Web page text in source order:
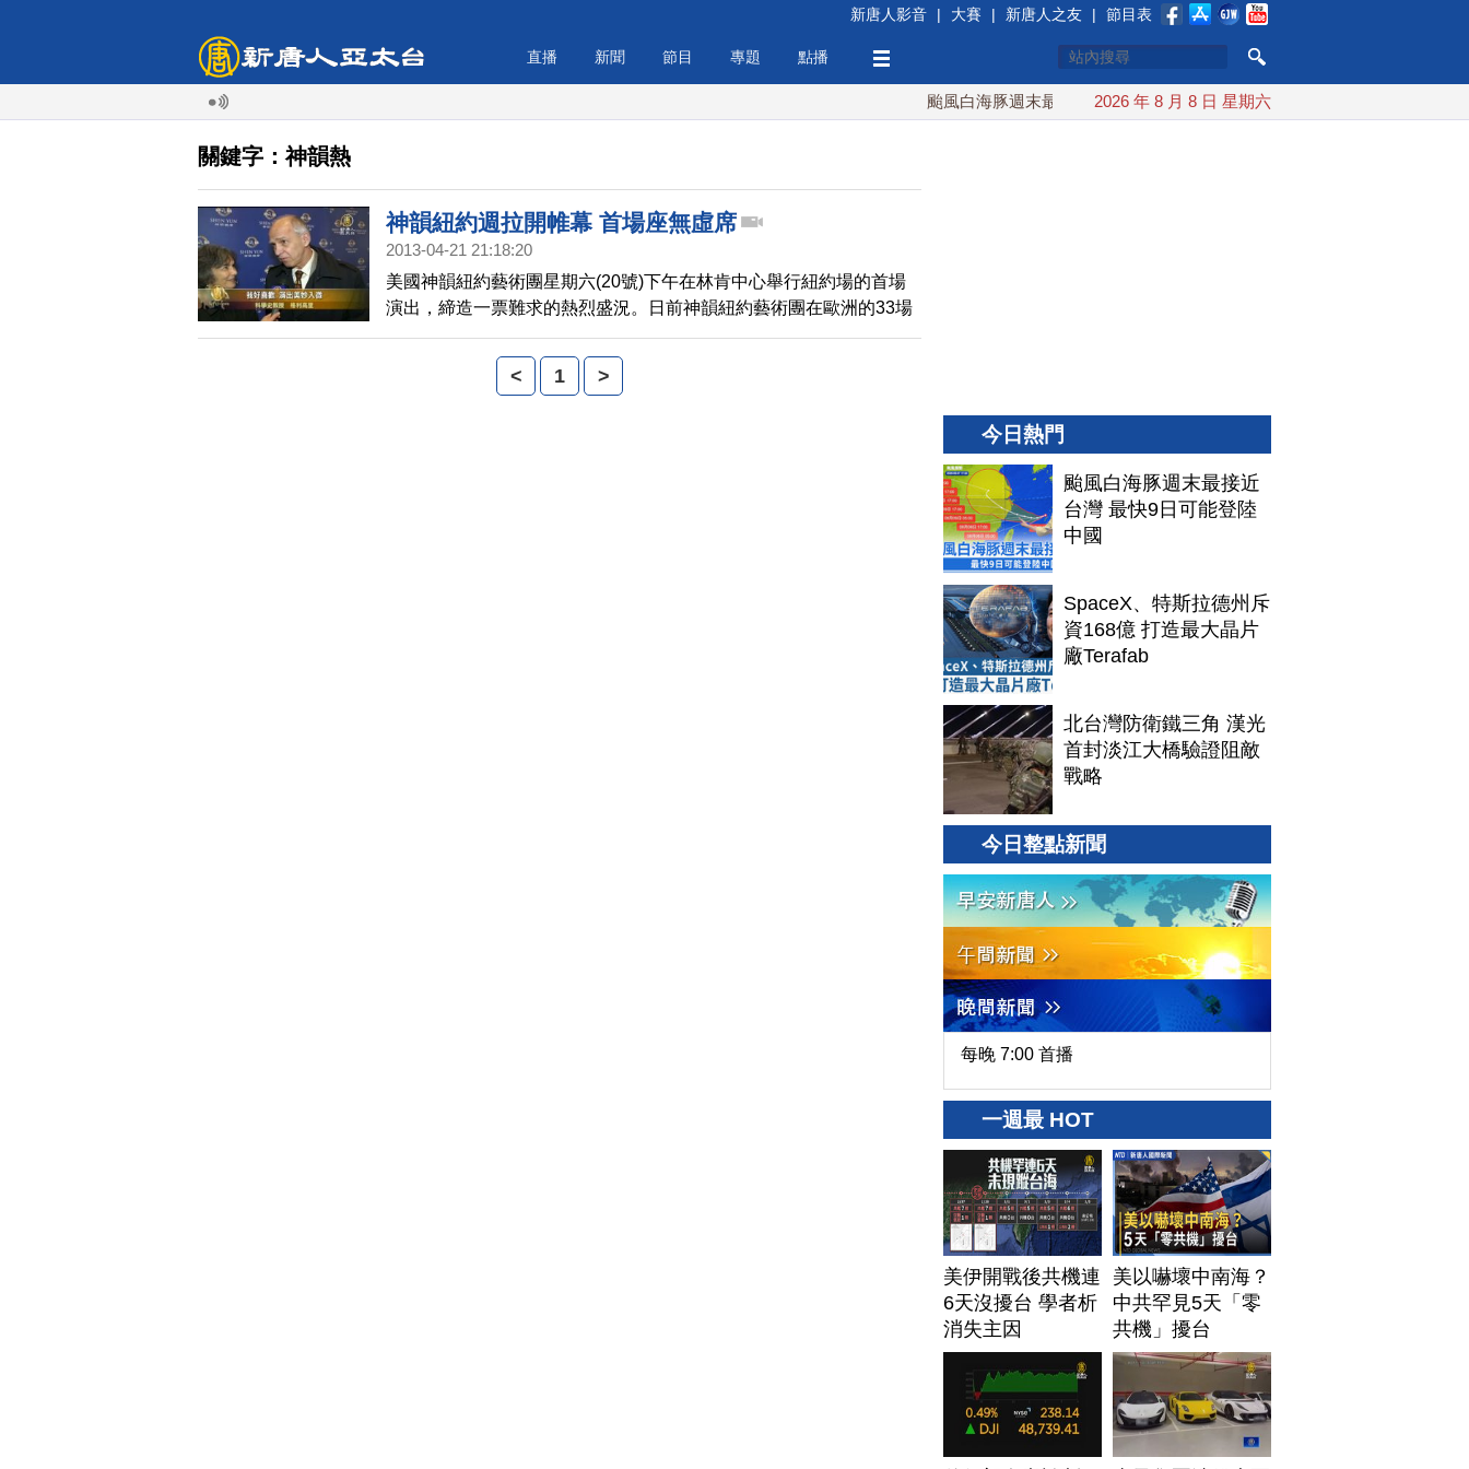
新唐人影音 | 大賽 | 新唐人之友 | 節目表
直播 新聞 節目 專題 點播
颱風白海豚週末最接近台灣 最快9日可能登陸中國
2026 年 8 月 8 日 星期六
關鍵字：神韻熱
神韻紐約週拉開帷幕 首場座無虛席
2013-04-21 21:18:20
美國神韻紐約藝術團星期六(20號)下午在林肯中心舉行紐約場的首場
演出，締造一票難求的熱烈盛況。日前神韻紐約藝術團在歐洲的33場
演出幾乎場場爆滿，如今神韻回到紐約，再次上演座無虛席的火爆票
房，紐約各界人士對神韻藝術家的精湛演出讚不絕口。紐約市也再次
掀起一年一度的「神韻熱」。
< 1 >
今日熱門
颱風白海豚週末最接近
台灣 最快9日可能登陸
中國
SpaceX、特斯拉德州斥
資168億 打造最大晶片
廠Terafab
北台灣防衛鐵三角 漢光
首封淡江大橋驗證阻敵
戰略
今日整點新聞
每晚 7:00 首播
一週最 HOT
美伊開戰後共機連
6天沒擾台 學者析
消失主因
美以嚇壞中南海？
中共罕見5天「零
共機」擾台